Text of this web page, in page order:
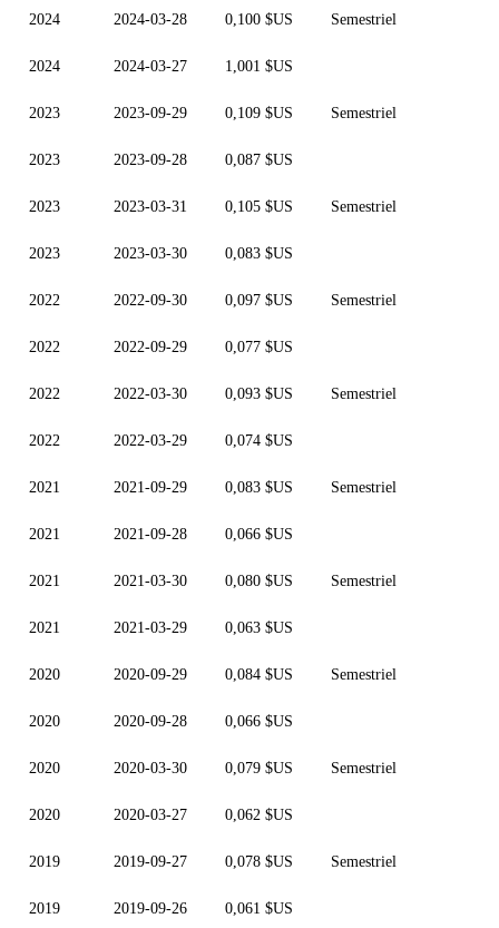
2024 2024-03-28 0,100 $US Semestriel
2024 2024-03-27 1,001 $US
2023 2023-09-29 0,109 $US Semestriel
2023 2023-09-28 0,087 $US
2023 2023-03-31 0,105 $US Semestriel
2023 2023-03-30 0,083 $US
2022 2022-09-30 0,097 $US Semestriel
2022 2022-09-29 0,077 $US
2022 2022-03-30 0,093 $US Semestriel
2022 2022-03-29 0,074 $US
2021 2021-09-29 0,083 $US Semestriel
2021 2021-09-28 0,066 $US
2021 2021-03-30 0,080 $US Semestriel
2021 2021-03-29 0,063 $US
2020 2020-09-29 0,084 $US Semestriel
2020 2020-09-28 0,066 $US
2020 2020-03-30 0,079 $US Semestriel
2020 2020-03-27 0,062 $US
2019 2019-09-27 0,078 $US Semestriel
2019 2019-09-26 0,061 $US